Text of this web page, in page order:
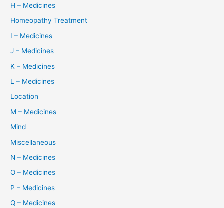
H – Medicines
Homeopathy Treatment
I – Medicines
J – Medicines
K – Medicines
L – Medicines
Location
M – Medicines
Mind
Miscellaneous
N – Medicines
O – Medicines
P – Medicines
Q – Medicines